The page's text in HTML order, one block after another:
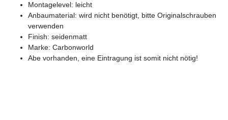
Montagelevel: leicht
Anbaumaterial: wird nicht benötigt, bitte Originalschrauben
verwenden
Finish: seidenmatt
Marke: Carbonworld
Abe vorhanden, eine Eintragung ist somit nicht nötig!